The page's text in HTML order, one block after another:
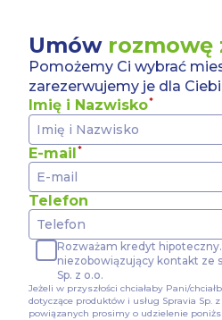
Informacje, w tym dane
cookie w Serwisie,
Serwisu w ww. celach oraz
Sp. z o.o. W związku z
danych osobowych, ich
wniesienia sprzeciwu wobec
Prezesa Urzędu Ochrony
cookie wykorzystywanych w
związane z korzystaniem z
cookie.
Wybierając opcję „Zgadzam
Serwisie wszystkich plików
we wskazanych powyżej
wycofać zgodę i dokonać
za pośrednictwem panelu
prywatności – pliki cookie.
Umów rozmowę
Pomożemy Ci wybrać
zarezerwujemy je dla
Imię i Nazwisko
E-mail
Telefon
Rozważam kredyt
niezobowiązujący kontakt ze
Sp. z o.o.
Jeżeli w przyszłości chciałaby Pani/
dotyczące produktów i usług Spravia Sp.
powiązanych prosimy o udzielenie